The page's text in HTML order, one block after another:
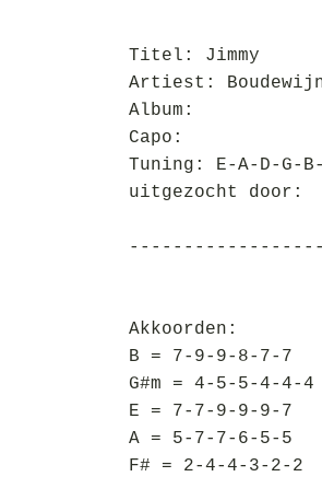
Titel: Jimmy
Artiest:
Album:
Capo:
Tuning: E-A-D-G-
uitgezocht door:
Akkoorden:
B = 7-9-9-8-7-7
G#m = 4-5-5-4-4-4
E = 7-7-9-9-9-7
A = 5-7-7-6-5-5
F# = 2-4-4-3-2-2